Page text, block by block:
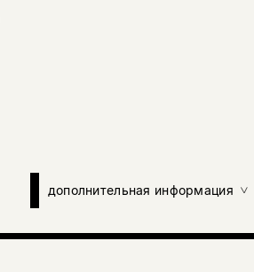
дополнительная информация